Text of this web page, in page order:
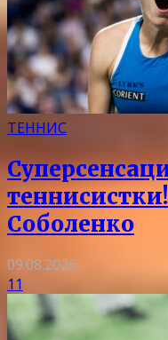
ТЕННИС
Соболенко
09.08.2026
11